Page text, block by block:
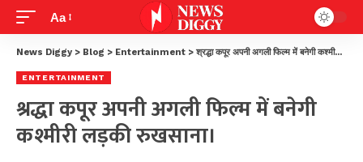
Aa
News Diggy > Blog > Entertainment > श्रद्धा कपूर अपनी अगली फिल्म में बनेगी कश्मीरी लड़की रुखसाना।
ENTERTAINMENT
श्रद्धा कपूर अपनी अगली फिल्म में बनेगी
कश्मीरी लड़की रुखसाना।